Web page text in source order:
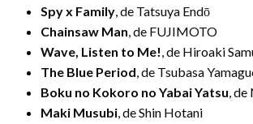
Spy x Family, de Tatsuya Endō
Chainsaw Man, de FUJIMOTO
Wave, Listen to Me!, de Hiroaki
The Blue Period, de Tsubasa
Boku no Kokoro no Yabai Yatsu, de
Maki Musubi, de Shin Hotani